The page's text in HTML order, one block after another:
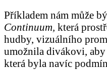
Příkladem nám může
Continuum, která
hudby, vizuálního
umožnila divákovi, aby
která byla navíc